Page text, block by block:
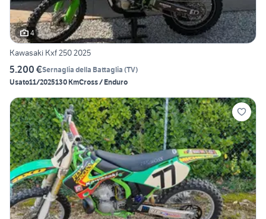
4
Kawasaki Kxf 250 2025
5.200 €Sernaglia della Battaglia (TV)
Usato11/2025130 KmCross / Enduro